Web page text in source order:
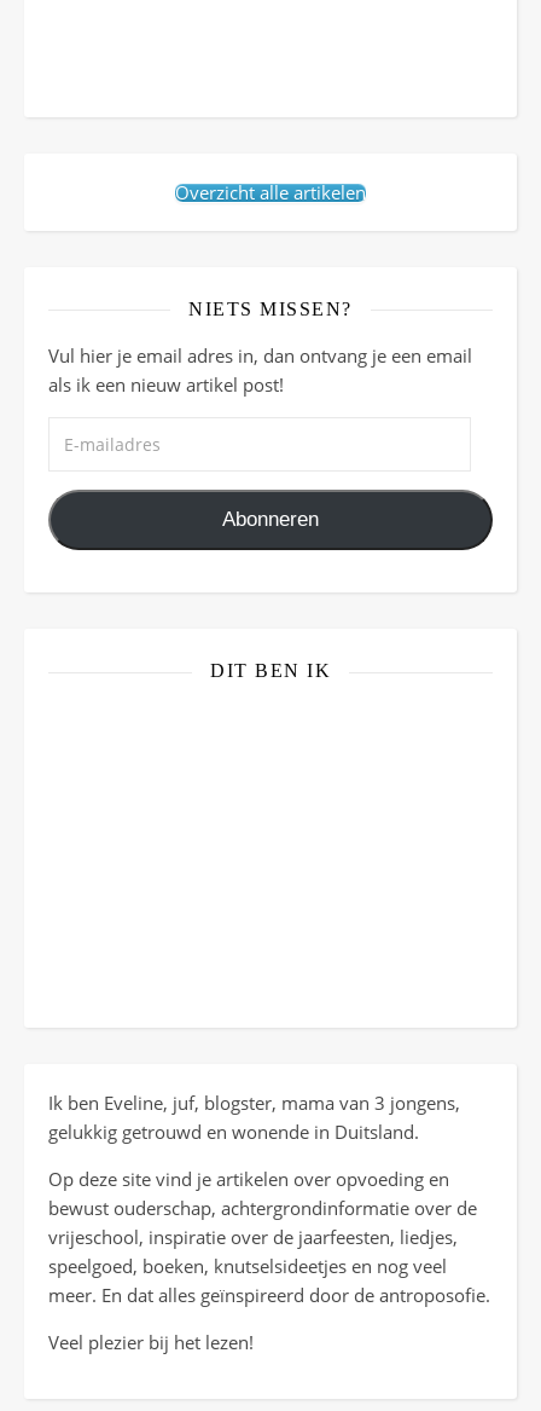
Overzicht alle artikelen
NIETS MISSEN?
Vul hier je email adres in, dan ontvang je een email
als ik een nieuw artikel post!
Abonneren
DIT BEN IK
Ik ben Eveline, juf, blogster, mama van 3 jongens,
gelukkig getrouwd en wonende in Duitsland.
Op deze site vind je artikelen over opvoeding en
bewust ouderschap, achtergrondinformatie over de
vrijeschool, inspiratie over de jaarfeesten, liedjes,
speelgoed, boeken, knutselsideetjes en nog veel
meer. En dat alles geïnspireerd door de antroposofie.
Veel plezier bij het lezen!